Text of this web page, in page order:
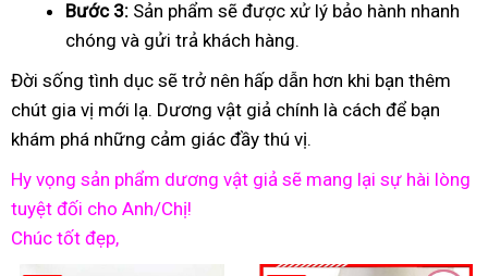
Bước 3: Sản phẩm sẽ được xử lý bảo hành nhanh
chóng và gửi trả khách hàng.
Đời sống tình dục sẽ trở nên hấp dẫn hơn khi bạn thêm
chút gia vị mới lạ. Dương vật giả chính là cách để bạn
khám phá những cảm giác đầy thú vị.
Hy vọng sản phẩm dương vật giả sẽ mang lại sự hài lòng
tuyệt đối cho Anh/Chị!
Chúc tốt đẹp,